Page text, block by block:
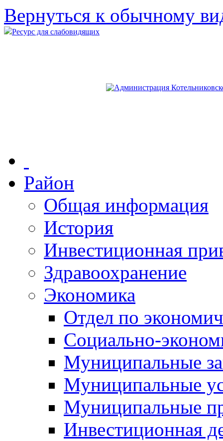
Вернуться к обычному
Ресурс для слабовидящих
Район
Общая информация
История
Инвестиционная
Здравоохранение
Экономика
Отдел по
Социально-
Муниципальные
Муниципальные
Муниципальные
Инвестиционная